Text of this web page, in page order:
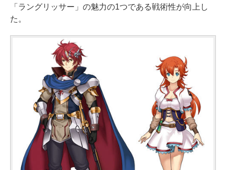
「ラングリッサー」の魅力の1つである戦術性が向上し
た。